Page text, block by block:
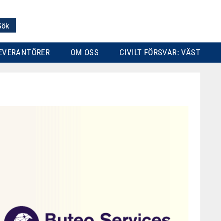
OM OSS CIVILT FÖRSVAR: VÄST